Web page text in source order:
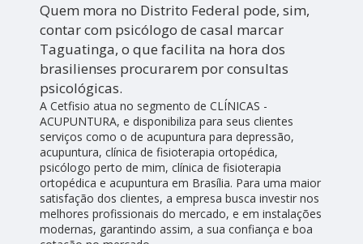
Quem mora no Distrito Federal pode, sim,
contar com psicólogo de casal marcar
Taguatinga, o que facilita na hora dos
brasilienses procurarem por consultas
psicológicas.
A Cetfisio atua no segmento de CLÍNICAS -
ACUPUNTURA, e disponibiliza para seus clientes
serviços como o de acupuntura para depressão,
acupuntura, clínica de fisioterapia ortopédica,
psicólogo perto de mim, clínica de fisioterapia
ortopédica e acupuntura em Brasília. Para uma maior
satisfação dos clientes, a empresa busca investir nos
melhores profissionais do mercado, e em instalações
modernas, garantindo assim, a sua confiança e boa